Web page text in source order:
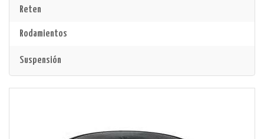
Reten
Rodamientos
Suspensión